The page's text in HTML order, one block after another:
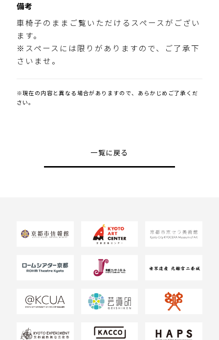
備考
車椅子のままご覧いただけるスペースがござい
ます。
※スペースには限りがありますので、ご了承下
さいませ。
※現在の内容と異なる場合がありますので、あらかじめご了承くだ
さい。
一覧に戻る